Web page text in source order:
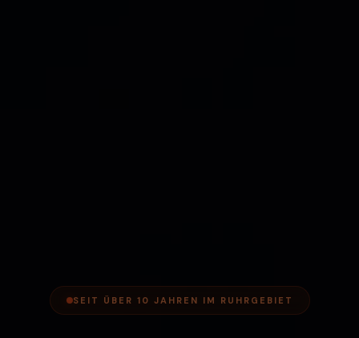
SEIT ÜBER 10 JAHREN IM RUHRGEBIET